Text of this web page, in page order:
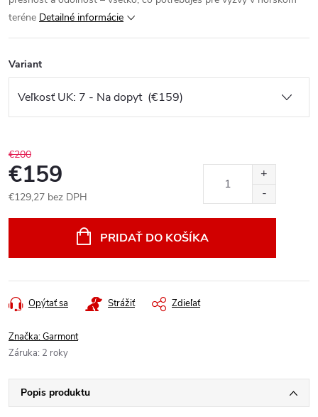
teréne Detailné informácie
Variant
€200
€159
€129,27 bez DPH
PRIDAŤ DO KOŠÍKA
Opýtať sa Strážiť Zdieľať
Značka:Garmont
Záruka: 2 roky
Popis produktu